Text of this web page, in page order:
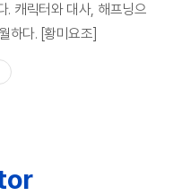
. 캐릭터와 대사, 해프닝으
하다. [황미요조]